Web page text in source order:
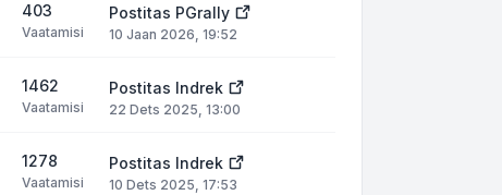
403
Vaatamisi
Postitas PGrally
10 Jaan 2026, 19:52
1462
Vaatamisi
Postitas Indrek
22 Dets 2025, 13:00
1278
Vaatamisi
Postitas Indrek
10 Dets 2025, 17:53